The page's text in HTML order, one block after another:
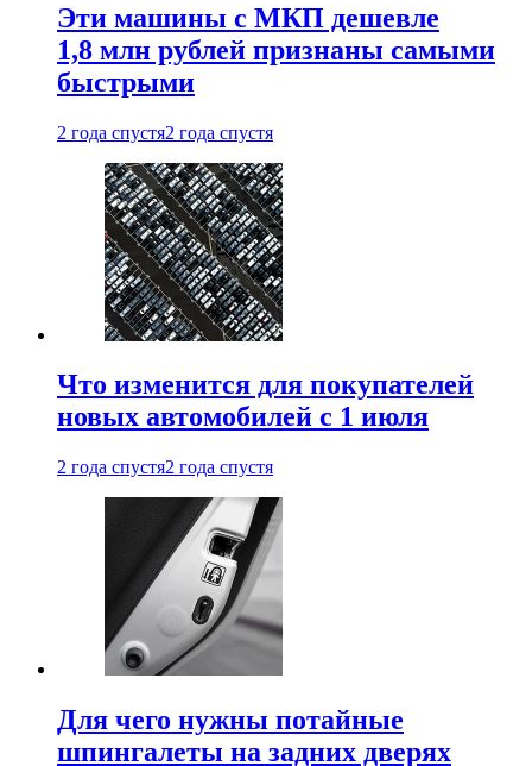
Эти машины с МКП дешевле
1,8 млн рублей признаны самыми
быстрыми
2 года спустя2 года спустя
Что изменится для покупателей
новых автомобилей с 1 июля
2 года спустя2 года спустя
Для чего нужны потайные
шпингалеты на задних дверях